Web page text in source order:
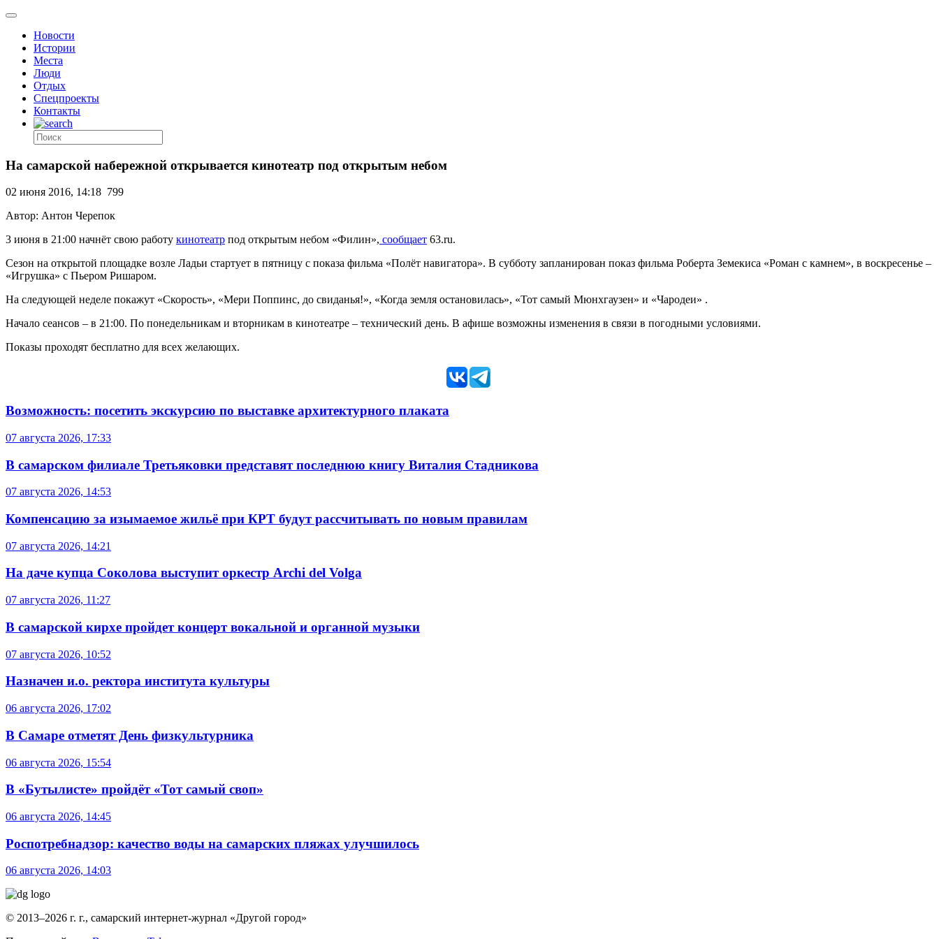
Новости
Истории
Места
Люди
Отдых
Спецпроекты
Контакты
На самарской набережной открывается кинотеатр под открытым небом
02 июня 2016, 14:18 799
Автор: Антон Черепок
3 июня в 21:00 начнёт свою работу кинотеатр под открытым небом «Филин», сообщает 63.ru.
Сезон на открытой площадке возле Ладьи стартует в пятницу с показа фильма «Полёт навигатора». В субботу запланирован показ фильма Роберта Земекиса «Роман с камнем», в воскресенье –
«Игрушка» с Пьером Ришаром.
На следующей неделе покажут «Скорость», «Мери Поппинс, до свиданья!», «Когда земля остановилась», «Тот самый Мюнхгаузен» и «Чародеи» .
Начало сеансов – в 21:00. По понедельникам и вторникам в кинотеатре – технический день. В афише возможны изменения в связи в погодными условиями.
Показы проходят бесплатно для всех желающих.
Возможность: посетить экскурсию по выставке архитектурного плаката
07 августа 2026, 17:33
В самарском филиале Третьяковки представят последнюю книгу Виталия Стадникова
07 августа 2026, 14:53
Компенсацию за изымаемое жильё при КРТ будут рассчитывать по новым правилам
07 августа 2026, 14:21
На даче купца Соколова выступит оркестр Archi del Volga
07 августа 2026, 11:27
В самарской кирхе пройдет концерт вокальной и органной музыки
07 августа 2026, 10:52
Назначен и.о. ректора института культуры
06 августа 2026, 17:02
В Самаре отметят День физкультурника
06 августа 2026, 15:54
В «Бутылисте» пройдёт «Тот самый своп»
06 августа 2026, 14:45
Роспотребнадзор: качество воды на самарских пляжах улучшилось
06 августа 2026, 14:03
© 2013–2026 г. г., самарский интернет-журнал «Другой город»